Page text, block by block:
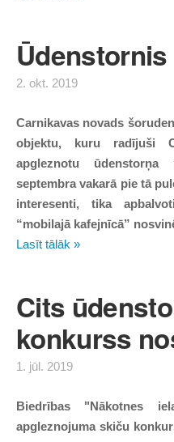
2. okt. 2019
Carnikavas novads
objektu, kuru radījuši
apgleznotu
septembra vakarā pie tā
interesenti, tika
“mobilajā kafejnīcā”
Lasīt tālāk »
Cits
konkurss
1. jūl. 2019
Biedrības "Nākotnes
apgleznojuma skiču